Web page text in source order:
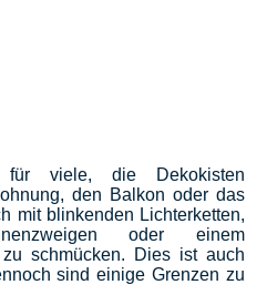
für viele, die Dekokisten
den Balkon oder das
mit blinkenden Lichterketten,
oder einem
schmücken. Dies ist auch
sind einige Grenzen zu